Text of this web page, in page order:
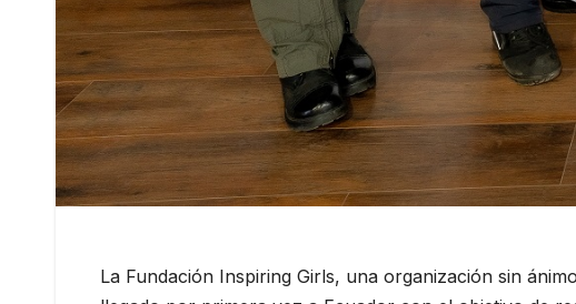
La Fundación Inspiring Girls, una organización sin